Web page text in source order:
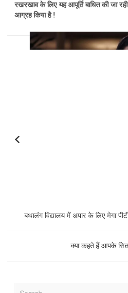
रखरखाव के लिए यह आपूर्ति बाधित की जा
आग्रह किया है !
बथालंग विद्यालय में अपार के लिए मेगा
क्या कहते हैं आपके